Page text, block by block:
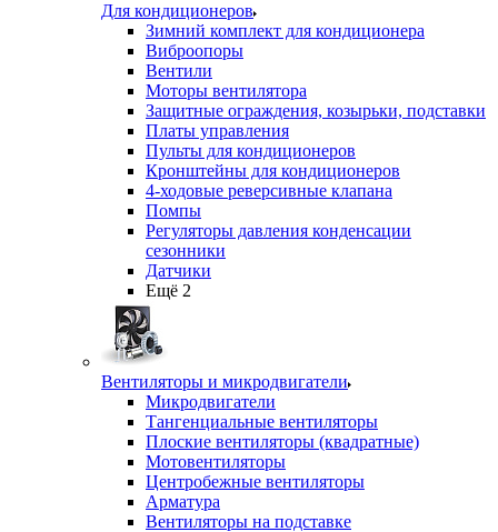
Для кондиционеров
Зимний комплект для кондиционера
Виброопоры
Вентили
Моторы вентилятора
Защитные ограждения, козырьки, подставки
Платы управления
Пульты для кондиционеров
Кронштейны для кондиционеров
4-ходовые реверсивные клапана
Помпы
Регуляторы давления конденсации
сезонники
Датчики
Ещё 2
Вентиляторы и микродвигатели
Микродвигатели
Тангенциальные вентиляторы
Плоские вентиляторы (квадратные)
Мотовентиляторы
Центробежные вентиляторы
Арматура
Вентиляторы на подставке